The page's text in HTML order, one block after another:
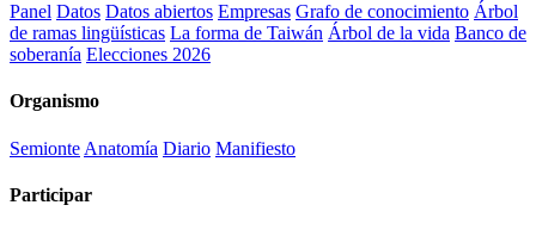
Panel Datos Datos abiertos Empresas Grafo de conocimiento Árbol
de ramas lingüísticas La forma de Taiwán Árbol de la vida Banco de
soberanía Elecciones 2026
Organismo
Semionte Anatomía Diario Manifiesto
Participar